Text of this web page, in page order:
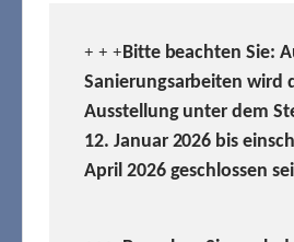
+ + +Bitte beachten Sie:
Sanierungsarbeiten wird
Ausstellung unter dem
12. Januar 2026 bis
April 2026 geschlossen